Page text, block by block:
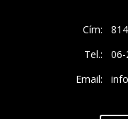
Cím:
Tel.:
Email: